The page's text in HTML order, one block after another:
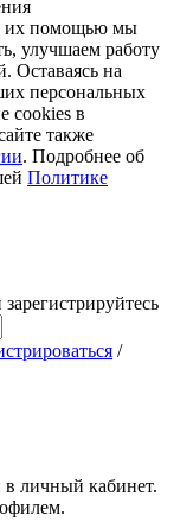
их помощью мы
улучшаем работу
Оставаясь на
персональных
cookies в
также
. Подробнее об
Политике
/
личный кабинет.